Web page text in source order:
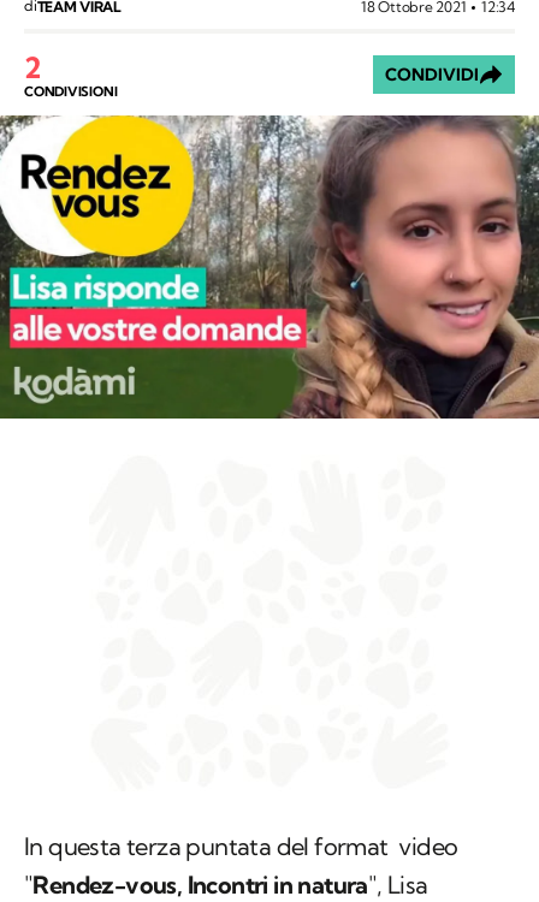
diTEAM VIRAL 18 Ottobre 2021 12:34
2
CONDIVISIONI
CONDIVIDI
In questa terza puntata del format video
"Rendez-vous, Incontri in natura", Lisa